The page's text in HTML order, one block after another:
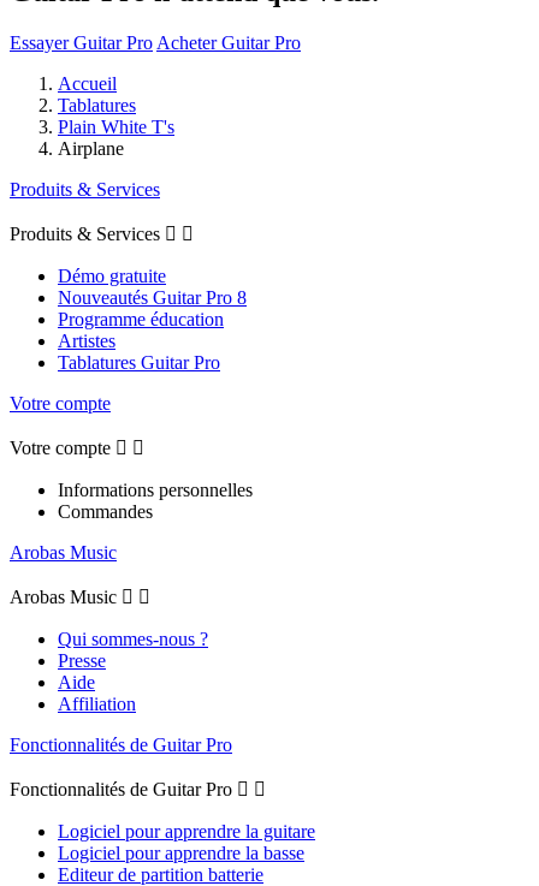
Essayer Guitar Pro Acheter Guitar Pro
Accueil
Tablatures
Plain White T's
Airplane
Produits & Services
Produits & Services  
Démo gratuite
Nouveautés Guitar Pro 8
Programme éducation
Artistes
Tablatures Guitar Pro
Votre compte
Votre compte  
Informations personnelles
Commandes
Arobas Music
Arobas Music  
Qui sommes-nous ?
Presse
Aide
Affiliation
Fonctionnalités de Guitar Pro
Fonctionnalités de Guitar Pro  
Logiciel pour apprendre la guitare
Logiciel pour apprendre la basse
Editeur de partition batterie